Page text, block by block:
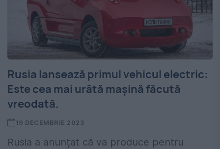
Rusia lansează primul vehicul electric:
Este cea mai urâtă mașină făcută
vreodată.
19 DECEMBRIE 2023
Rusia a anunțat că va produce pentru